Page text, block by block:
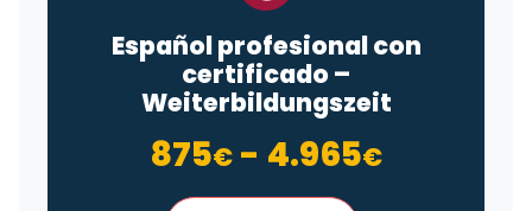
Español profesional con
certificado –
Weiterbildungszeit
875€ - 4.965€Rango